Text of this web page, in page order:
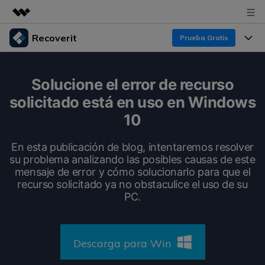
Productos destacados
Utilidades
Empresas
Resumen
Sala de prensa
Tienda
Recoverit Prueba Gratis
Recoverit para Windows
Pruébalo Gratis
Funciones
Recuperar Medios Borrados
Soluciones de Recuperación Exclusivas Nuevo
Escenarios de Pérdida de Datos
Recursos
Por qué Recoverit
Temas Destacados
DESCARGAR Sign In
Solucione el error de recurso
solicitado está en uso en Windows
10
En esta publicación de blog, intentaremos resolver
su problema analizando las posibles causas de este
mensaje de error y cómo solucionarlo para que el
recurso solicitado ya no obstaculice el uso de su
PC.
Descarga para Win